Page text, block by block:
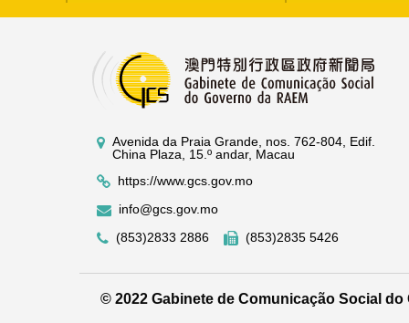
Avenida da Praia Grande, nos. 762-804, Edif.
China Plaza, 15.º andar, Macau
https://www.gcs.gov.mo
info@gcs.gov.mo
(853)2833 2886
(853)2835 5426
© 2022 Gabinete de Comunicação Social do